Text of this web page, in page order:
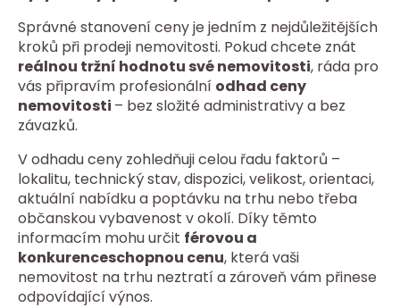
Správné stanovení ceny je jedním z nejdůležitějších
kroků při prodeji nemovitosti. Pokud chcete znát
reálnou tržní hodnotu své nemovitosti, ráda pro
vás připravím profesionální odhad ceny
nemovitosti – bez složité administrativy a bez
závazků.
V odhadu ceny zohledňuji celou řadu faktorů –
lokalitu, technický stav, dispozici, velikost, orientaci,
aktuální nabídku a poptávku na trhu nebo třeba
občanskou vybavenost v okolí. Díky těmto
informacím mohu určit férovou a
konkurenceschopnou cenu, která vaši
nemovitost na trhu neztratí a zároveň vám přinese
odpovídající výnos.